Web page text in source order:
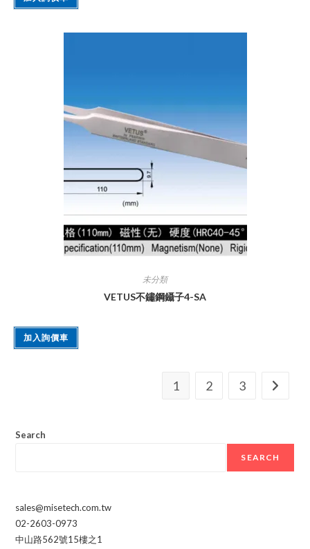
未分類
VETUS不鏽鋼鑷子4-SA
加入詢價車
1 2 3
Search
SEARCH
sales@misetech.com.tw
02-2603-0973
中山路562號15樓之1